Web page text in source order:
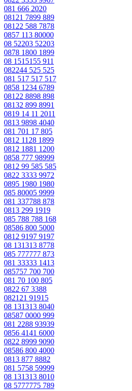
081 666 2020
08121 7899 889
08122 588 7878
0857 113 80000
08 52203 52203
0878 1800 1899
08 1515155 911
082244 525 525
081 517 517 517
0858 1234 6789
08122 8898 898
08132 899 8991
0819 14 11 2011
0813 9898 4040
081 701 17 805
0812 1128 1899
0812 1881 1200
0858 777 98999
0812 99 585 585
0822 3333 9972
0895 1980 1980
085 80005 9999
081 337788 878
0813 299 1919
085 788 788 168
08586 800 5000
0812 9197 9197
08 131313 8778
085 777777 873
081 33333 1413
085757 700 700
081 70 100 805
0822 67 3388
082121 91915
08 131313 8040
08587 0000 999
081 2288 93939
0856 4141 6000
0822 8999 9090
08586 800 4000
0813 877 8882
081 5758 59999
08 131313 8010
08 5777775 789